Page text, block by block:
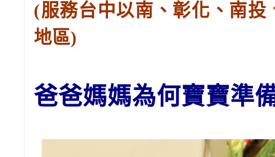
(服務台中以南、彰化、南
地區)
爸爸媽媽為何寶寶準